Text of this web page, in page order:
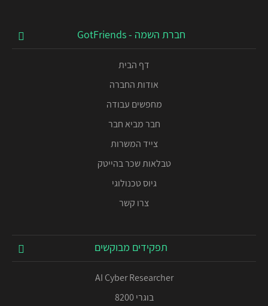
חברת השמה - GotFriends
דף הבית
אודות החברה
מחפשים עבודה
חבר מביא חבר
צייד המשרות
טבלאות שכר בהייטק
גיוס טכנולוגי
צרו קשר
תפקידים מבוקשים
AI Cyber Researcher
בוגרי 8200